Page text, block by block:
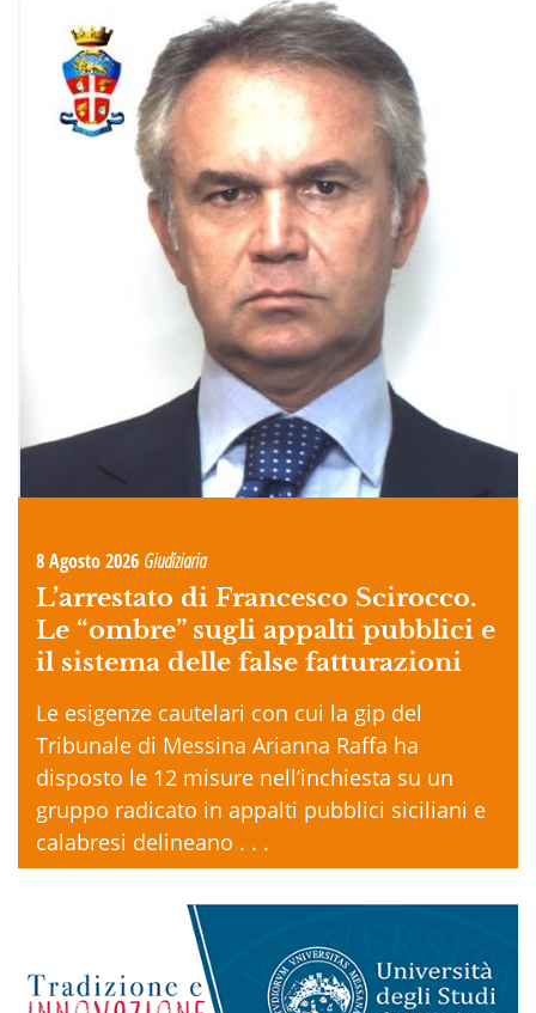
8 Agosto 2026 Giudiziaria
L’arrestato di Francesco Scirocco.
Le “ombre” sugli appalti pubblici e
il sistema delle false fatturazioni
Le esigenze cautelari con cui la gip del
Tribunale di Messina Arianna Raffa ha
disposto le 12 misure nell’inchiesta su un
gruppo radicato in appalti pubblici siciliani e
calabresi delineano . . .